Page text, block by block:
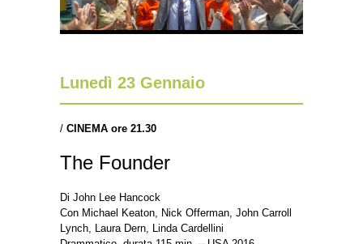
Lunedì 23 Gennaio
/ CINEMA ore 21.30
The Founder
Di John Lee Hancock
Con Michael Keaton, Nick Offerman, John Carroll
Lynch, Laura Dern, Linda Cardellini